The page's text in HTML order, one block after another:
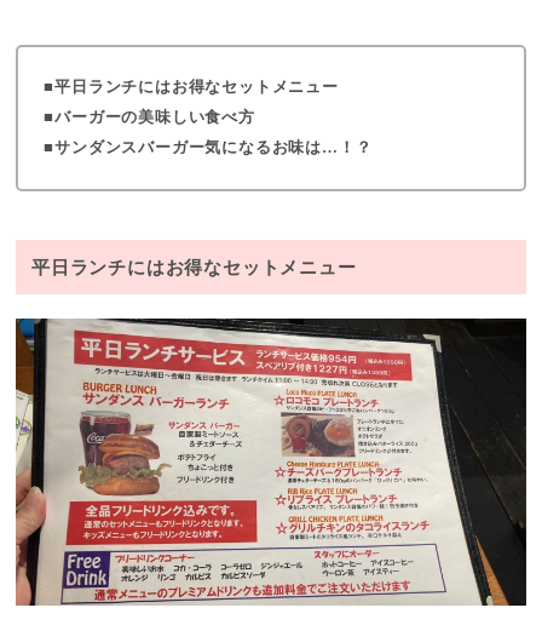
平日ランチにはお得なセットメニュー
バーガーの美味しい食べ方
サンダンスバーガー気になるお味は…！？
平日ランチにはお得なセットメニュー